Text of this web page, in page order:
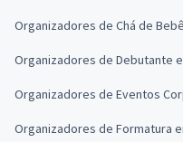
Organizadores de Chá de
Organizadores de Debutante
Organizadores de Eventos
Organizadores de Formatura